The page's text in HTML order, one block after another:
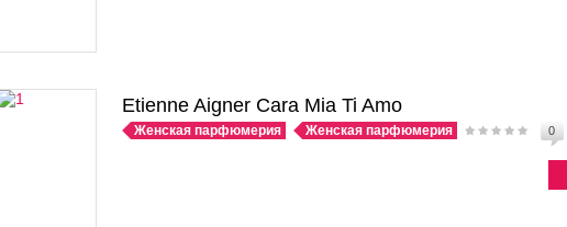
Etienne Aigner Cara Mia Ti Amo
Женская парфюмерия Женская парфюмерия 0